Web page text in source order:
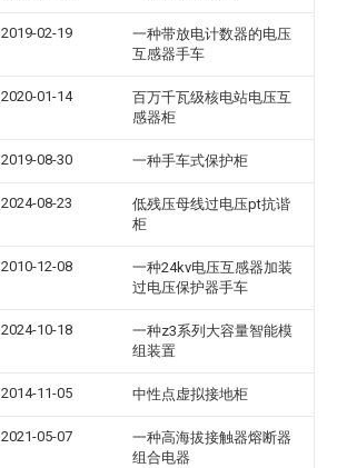
2019-02-19
一种带放电计数器的电压
互感器手车
2020-01-14
百万千瓦级核电站电压互
感器柜
2019-08-30 一种手车式保护柜
2024-08-23
低残压母线过电压pt抗谐
柜
2010-12-08
一种24kv电压互感器加装
过电压保护器手车
2024-10-18
一种z3系列大容量智能模
组装置
2014-11-05 中性点虚拟接地柜
2021-05-07
一种高海拔接触器熔断器
组合电器